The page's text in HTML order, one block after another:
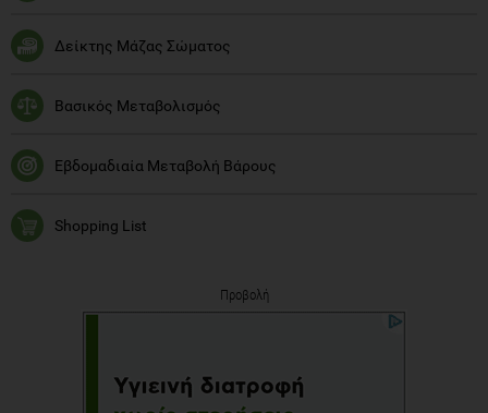
Δείκτης Μάζας Σώματος
Βασικός Μεταβολισμός
Εβδομαδιαία Μεταβολή Βάρους
Shopping List
Προβολή